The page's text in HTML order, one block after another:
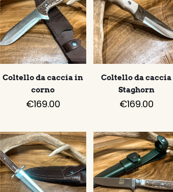
Coltello da caccia in
corno
€169.00
Coltello da caccia
Staghorn
€169.00